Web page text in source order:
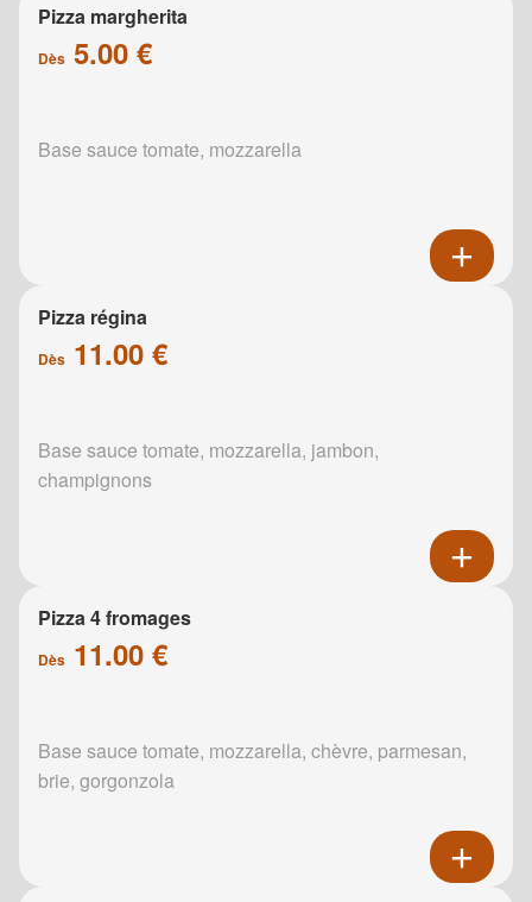
Pizza margherita
Dès 5.00 €
Base sauce tomate, mozzarella
Pizza régina
Dès 11.00 €
Base sauce tomate, mozzarella, jambon,
champignons
Pizza 4 fromages
Dès 11.00 €
Base sauce tomate, mozzarella, chèvre, parmesan,
brie, gorgonzola